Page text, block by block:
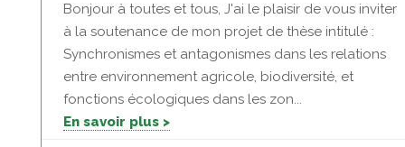
Bonjour à toutes et tous, J'ai le plaisir de vous inviter
à la soutenance de mon projet de thèse intitulé :
Synchronismes et antagonismes dans les relations
entre environnement agricole, biodiversité, et
fonctions écologiques dans les zon...
En savoir plus >